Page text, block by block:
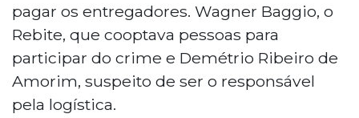
pagar os entregadores. Wagner Baggio, o
Rebite, que cooptava pessoas para
participar do crime e Demétrio Ribeiro de
Amorim, suspeito de ser o responsável
pela logística.